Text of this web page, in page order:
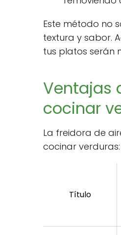
Este método no
textura y sabor.
tus platos serán
Ventajas
cocinar
La freidora de
cocinar verduras:
Título